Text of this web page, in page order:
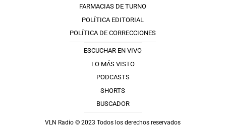
FARMACIAS DE TURNO
POLÍTICA EDITORIAL
POLÍTICA DE CORRECCIONES
ESCUCHAR EN VIVO
LO MÁS VISTO
PODCASTS
SHORTS
BUSCADOR
VLN Radio © 2023 Todos los derechos reservados